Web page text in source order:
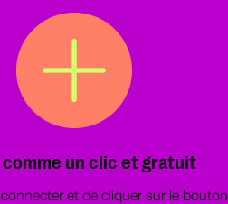
comme un clic et gratuit
connecter et de cliquer sur le bouton